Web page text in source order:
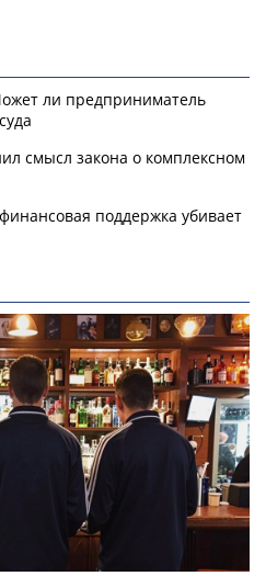
ли предприниматель
смысл закона о комплексном
поддержка убивает